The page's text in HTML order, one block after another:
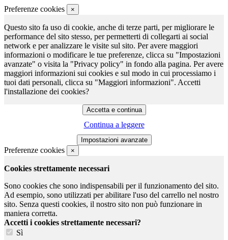
Preferenze cookies ×
Questo sito fa uso di cookie, anche di terze parti, per migliorare le
performance del sito stesso, per permetterti di collegarti ai social
network e per analizzare le visite sul sito. Per avere maggiori
informazioni o modificare le tue preferenze, clicca su "Impostazioni
avanzate" o visita la "Privacy policy" in fondo alla pagina. Per avere
maggiori informazioni sui cookies e sul modo in cui processiamo i
tuoi dati personali, clicca su "Maggiori informazioni". Accetti
l'installazione dei cookies?
Continua a leggere
Preferenze cookies ×
Cookies strettamente necessari
Sono cookies che sono indispensabili per il funzionamento del sito.
Ad esempio, sono utilizzati per abilitare l'uso del carrello nel nostro
sito. Senza questi cookies, il nostro sito non può funzionare in
maniera corretta.
Accetti i cookies strettamente necessari?
Sì